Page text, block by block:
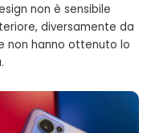
non è sensibile
diversamente da
non hanno ottenuto lo